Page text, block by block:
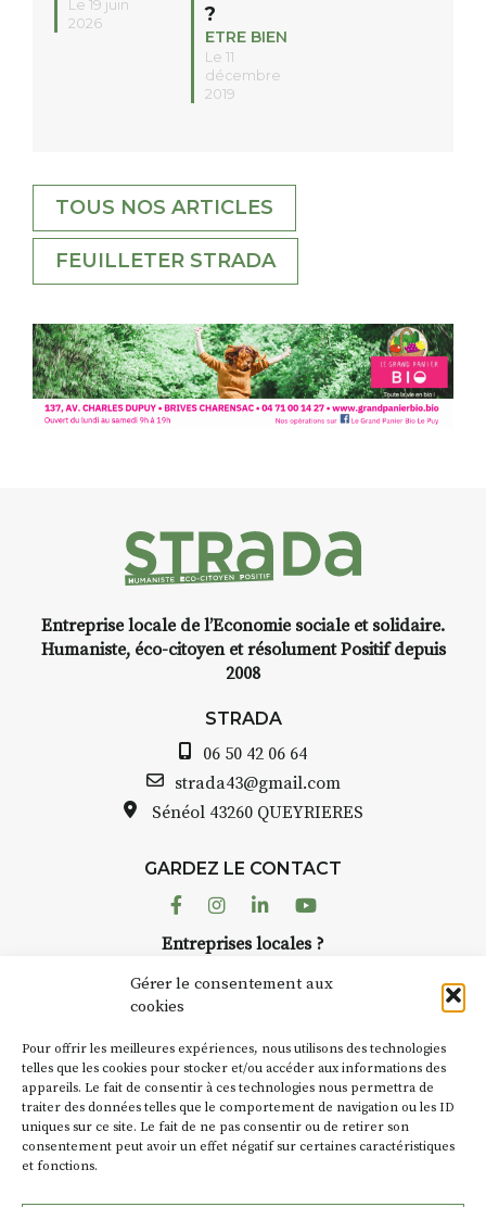
Gérer le consentement aux
cookies
Pour offrir les meilleures expériences, nous utilisons des technologies
telles que les cookies pour stocker et/ou accéder aux informations des
appareils. Le fait de consentir à ces technologies nous permettra de
traiter des données telles que le comportement de navigation ou les ID
uniques sur ce site. Le fait de ne pas consentir ou de retirer son
consentement peut avoir un effet négatif sur certaines caractéristiques
et fonctions.
Le 19 juin
2026
?
ETRE BIEN
Le 11
décembre
2019
TOUS NOS ARTICLES
FEUILLETER STRADA
Entreprise locale de l’Economie sociale et solidaire.
Humaniste, éco-citoyen et résolument Positif depuis
2008
STRADA
06 50 42 06 64
strada43@gmail.com
Sénéol 43260 QUEYRIERES
GARDEZ LE CONTACT
FacebookInstagram
LinkedinYoutube
Entreprises locales ?
Suivez toute l'actu de Strada